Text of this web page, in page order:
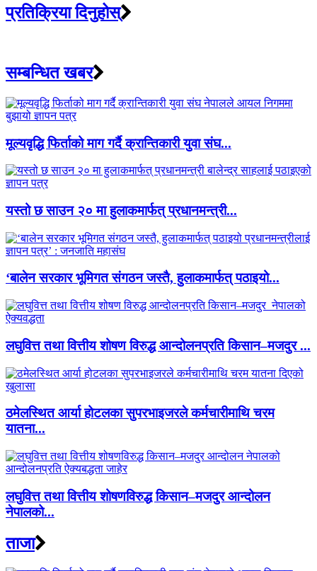
प्रतिक्रिया दिनुहोस्
सम्बन्धित खबर
मूल्यवृद्धि फिर्ताको माग गर्दै क्रान्तिकारी युवा संघ...
यस्तो छ साउन २० मा हुलाकमार्फत् प्रधानमन्त्री...
‘बालेन सरकार भूमिगत संगठन जस्तै, हुलाकमार्फत् पठाइयो...
लघुवित्त तथा वित्तीय शोषण विरुद्ध आन्दोलनप्रति किसान–मजदुर ...
ठमेलस्थित आर्या होटलका सुपरभाइजरले कर्मचारीमाथि चरम
यातना...
लघुवित्त तथा वित्तीय शोषणविरुद्ध किसान–मजदुर आन्दोलन
नेपालको...
ताजा